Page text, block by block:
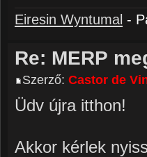
Eiresin Wyntumal -
Re: MERP
Szerző: Castor de
Üdv újra itthon!
Akkor kérlek